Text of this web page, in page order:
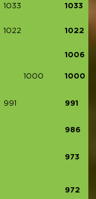
1033 1033
1022 1022
1006
1000 1000
991 991
986
973
972